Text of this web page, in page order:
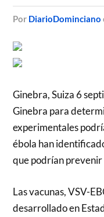
por DiarioDominciano
Ginebra, Suiza 6
Ginebra para
experimentales
ébola han
que podrían
Las vacunas, VSV-
desarrollado en